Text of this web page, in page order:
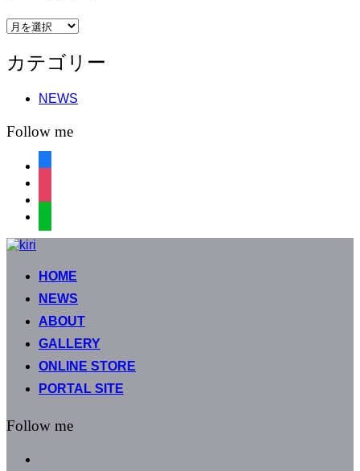
ア
カ
イ
カテゴリー
NEWS
Follow me
コ
HOME
NEWS
ABOUT
GALLERY
ONLINE STORE
PORTAL SITE
Follow me